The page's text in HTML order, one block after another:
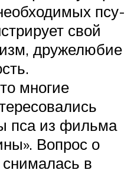
псу-
свой
дружелюбие
многие
пса из фильма
Вопрос о
снималась в